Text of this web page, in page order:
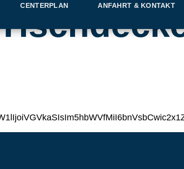
CENTERPLAN ANFAHRT & KONTAKT